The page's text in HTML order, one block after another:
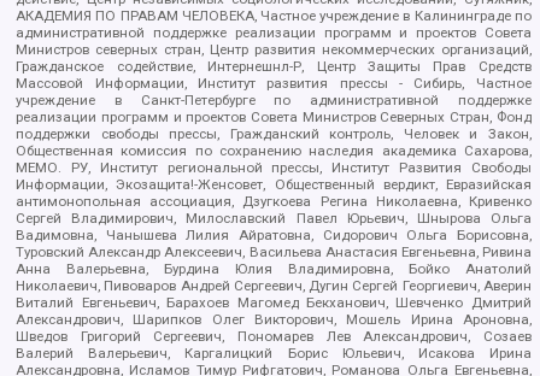
АКАДЕМИЯ ПО ПРАВАМ ЧЕЛОВЕКА, Частное учреждение в Калининграде по
административной поддержке реализации программ и проектов Совета
Министров северных стран, Центр развития некоммерческих организаций,
Гражданское содействие, Интернешнл-Р, Центр Защиты Прав Средств
Массовой Информации, Институт развития прессы - Сибирь, Частное
учреждение в Санкт-Петербурге по административной поддержке
реализации программ и проектов Совета Министров Северных Стран, Фонд
поддержки свободы прессы, Гражданский контроль, Человек и Закон,
Общественная комиссия по сохранению наследия академика Сахарова,
МЕМО. РУ, Институт региональной прессы, Институт Развития Свободы
Информации, Экозащита!-Женсовет, Общественный вердикт, Евразийская
антимонопольная ассоциация, Дзугкоева Регина Николаевна, Кривенко
Сергей Владимирович, Милославский Павел Юрьевич, Шнырова Ольга
Вадимовна, Чанышева Лилия Айратовна, Сидорович Ольга Борисовна,
Туровский Александр Алексеевич, Васильева Анастасия Евгеньевна, Ривина
Анна Валерьевна, Бурдина Юлия Владимировна, Бойко Анатолий
Николаевич, Пивоваров Андрей Сергеевич, Дугин Сергей Георгиевич, Аверин
Виталий Евгеньевич, Барахоев Магомед Бекханович, Шевченко Дмитрий
Александрович, Шарипков Олег Викторович, Мошель Ирина Ароновна,
Шведов Григорий Сергеевич, Пономарев Лев Александрович, Созаев
Валерий Валерьевич, Каргалицкий Борис Юльевич, Исакова Ирина
Александровна, Исламов Тимур Рифгатович, Романова Ольга Евгеньевна,